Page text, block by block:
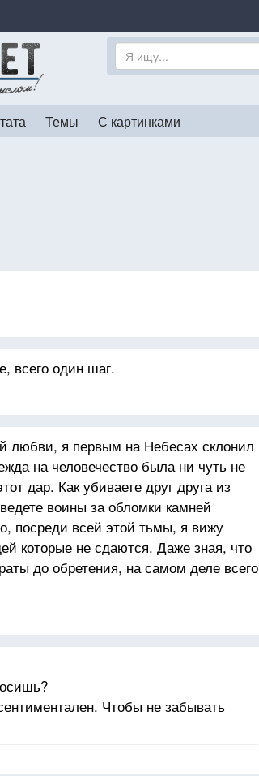
Темы С картинками
всего один шаг.
любви, я первым на Небесах склонил
на человечество была ни чуть не
дар. Как убиваете друг друга из
воины за обломки камней
посреди всей этой тьмы, я вижу
которые не сдаются. Даже зная, что
до обретения, на самом деле всего
Чтобы не забывать